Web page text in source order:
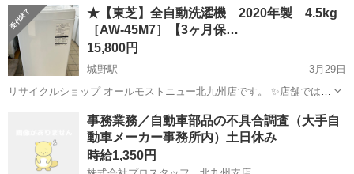
す!! 気になっている商品がありましまら、是非ご来店いただくかお問
い合わせ下さいませ!! ...
福岡 北九州市 城野駅 生活家電 商品
★【東芝】全自動洗濯機 2020年製 4.5kg
［AW-45M7］【3ヶ月保…
15,800円
城野駅
3月29日
リサイクルショップ オールモストニュー北九州店です。 ✨️店舗では、
期間限定でネット表示価格よりも特別割引をしている商品もございま
す!! 気になっている商品がありましまら、是非ご来店いただくかお問
い合わせ下さいませ!! ...
北九州市 城野駅 生活家電 商品
事務業務／自動車部品の不具合調査（大手自
動車メーカー事務所内）土日休み
時給1,350円